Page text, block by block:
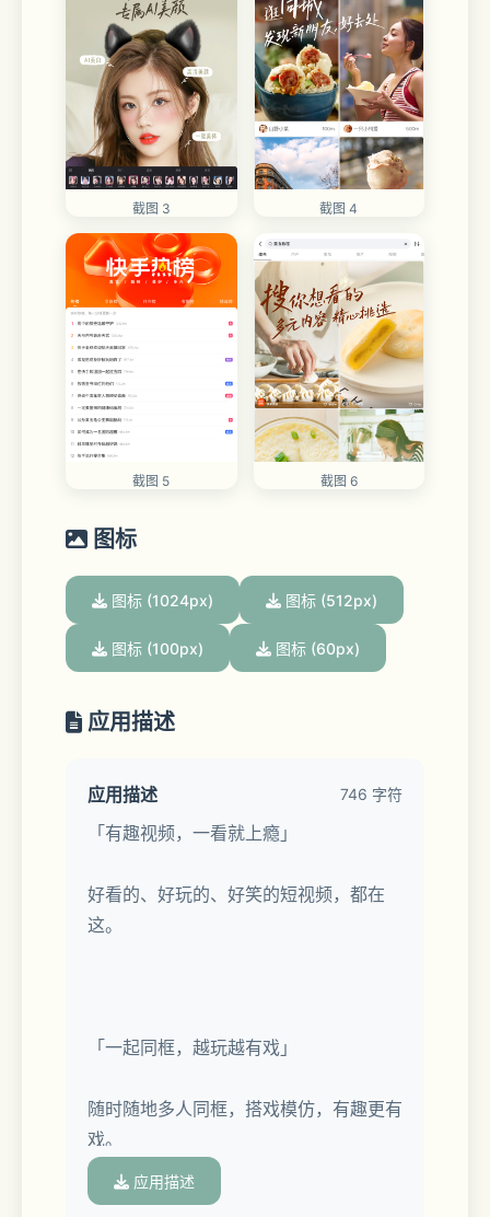
截图 3 截图 4
截图 5 截图 6
图标
图标 (1024px) 图标 (512px)
图标 (100px) 图标 (60px)
应用描述
应用描述 746 字符
「有趣视频，一看就上瘾」
好看的、好玩的、好笑的短视频，都在
这。
「一起同框，越玩越有戏」
随时随地多人同框，搭戏模仿，有趣更有
戏。
应用描述